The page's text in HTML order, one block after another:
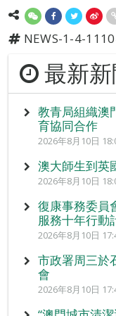
NEWS-1-4-
最新
教青局組織澳
育協同合作
2026年8月10日
澳大師生到英
2026年8月10日
復康事務委員
服務十年行動
2026年8月10日
市政署周三於
會
2026年8月10日